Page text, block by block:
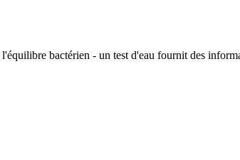
bactérien - un test d'eau fournit des